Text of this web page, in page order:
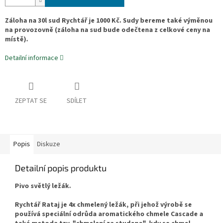
Záloha na 30l sud Rychtář je 1000 Kč. Sudy bereme také výměnou
na provozovně (záloha na sud bude odečtena z celkové ceny na
místě).
Detailní informace
ZEPTAT SE SDÍLET
Popis Diskuze
Detailní popis produktu
Pivo světlý ležák.
Rychtář Rataj je 4x chmelený ležák, při jehož výrobě se
používá speciální odrůda aromatického chmele Cascade a